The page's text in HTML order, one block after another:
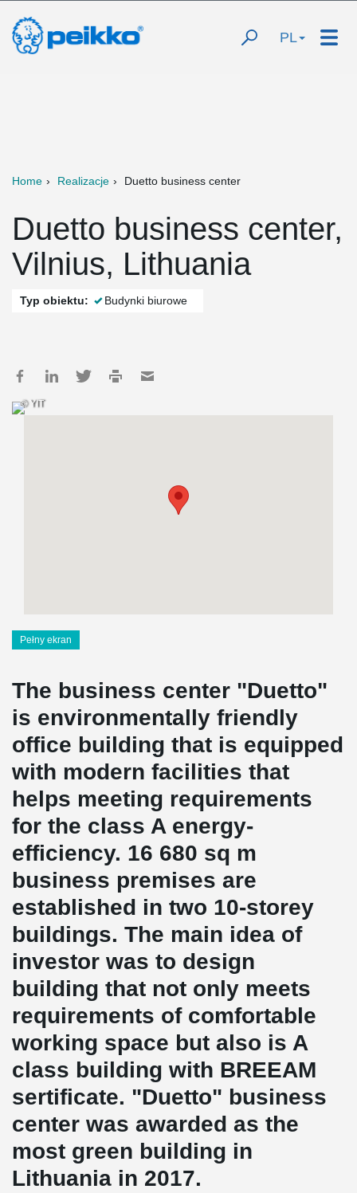
PL
Home Realizacje Duetto business center
Duetto business center,
Vilnius, Lithuania
Typ obiektu: Budynki biurowe
© YIT
Pełny ekran
The business center "Duetto"
is environmentally friendly
office building that is equipped
with modern facilities that
helps meeting requirements
for the class A energy-
efficiency. 16 680 sq m
business premises are
established in two 10-storey
buildings. The main idea of
investor was to design
building that not only meets
requirements of comfortable
working space but also is A
class building with BREEAM
sertificate. "Duetto" business
center was awarded as the
most green building in
Lithuania in 2017.